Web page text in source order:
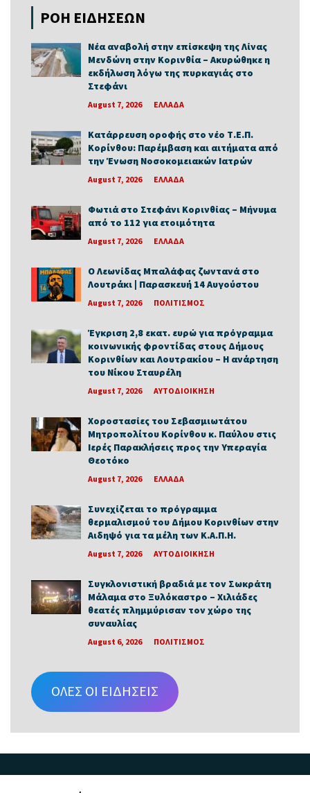
ΡΟΗ ΕΙΔΗΣΕΩΝ
Νέα αναβολή στην επίσκεψη της Λίνας
Μενδώνη στην Κορινθία – Ακυρώθηκε η
εκδήλωση λόγω της πυρκαγιάς στο
Στεφάνι
August 7, 2026 ΕΛΛΑΔΑ
Κατάρρευση οροφής στο νέο Τ.Ε.Π.
Κορίνθου: Παρέμβαση και αιτήματα από
την Ένωση Νοσοκομειακών Ιατρών
August 7, 2026 ΕΛΛΑΔΑ
Φωτιά στο Στεφάνι Κορινθίας – Μήνυμα
από το 112 για ετοιμότητα
August 7, 2026 ΕΛΛΑΔΑ
Ο Λεωνίδας Μπαλάφας ζωντανά στο
Λουτράκι | Παρασκευή 14 Αυγούστου
August 7, 2026 ΠΟΛΙΤΙΣΜΟΣ
Έγκριση 2,8 εκατ. ευρώ για πρόγραμμα
κοινωνικής φροντίδας στους Δήμους
Κορινθίων και Λουτρακίου – Η ανάρτηση
του Νίκου Σταυρέλη
August 7, 2026 ΑΥΤΟΔΙΟΙΚΗΣΗ
Χοροστασίες του Σεβασμιωτάτου
Μητροπολίτου Κορίνθου κ. Παύλου στις
Ιερές Παρακλήσεις προς την Υπεραγία
Θεοτόκο
August 7, 2026 ΕΛΛΑΔΑ
Συνεχίζεται το πρόγραμμα
θερμαλισμού του Δήμου Κορινθίων στην
Αιδηψό για τα μέλη των Κ.Α.Π.Η.
August 7, 2026 ΑΥΤΟΔΙΟΙΚΗΣΗ
Συγκλονιστική βραδιά με τον Σωκράτη
Μάλαμα στο Ξυλόκαστρο – Χιλιάδες
θεατές πλημμύρισαν τον χώρο της
συναυλίας
August 6, 2026 ΠΟΛΙΤΙΣΜΟΣ
ΟΛΕΣ ΟΙ ΕΙΔΗΣΕΙΣ